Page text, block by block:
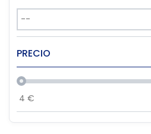
PRECIO
4 €